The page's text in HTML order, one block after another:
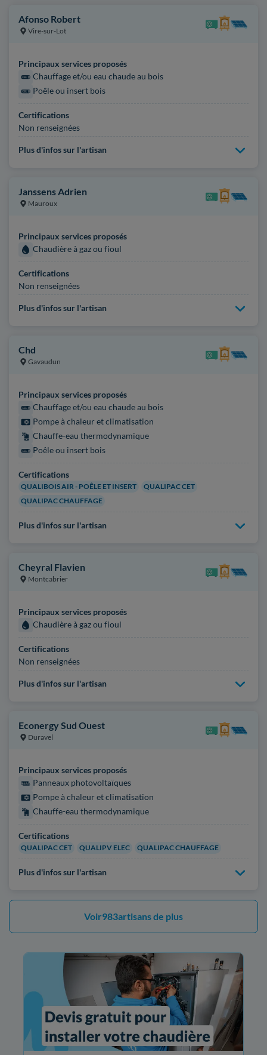
Afonso Robert
Vire-sur-Lot
Principaux services proposés
Chauffage et/ou eau chaude au bois
Poêle ou insert bois
Certifications
Non renseignées
Plus d'infos sur l'artisan
Janssens Adrien
Mauroux
Principaux services proposés
Chaudière à gaz ou fioul
Certifications
Non renseignées
Plus d'infos sur l'artisan
Chd
Gavaudun
Principaux services proposés
Chauffage et/ou eau chaude au bois
Pompe à chaleur et climatisation
Chauffe-eau thermodynamique
Poêle ou insert bois
Certifications
QUALIBOIS AIR - POÊLE ET INSERT
QUALIPAC CET
QUALIPAC CHAUFFAGE
Plus d'infos sur l'artisan
Cheyral Flavien
Montcabrier
Principaux services proposés
Chaudière à gaz ou fioul
Certifications
Non renseignées
Plus d'infos sur l'artisan
Econergy Sud Ouest
Duravel
Principaux services proposés
Panneaux photovoltaïques
Pompe à chaleur et climatisation
Chauffe-eau thermodynamique
Certifications
QUALIPAC CET QUALIPV ELEC QUALIPAC CHAUFFAGE
Plus d'infos sur l'artisan
Voir983artisans de plus